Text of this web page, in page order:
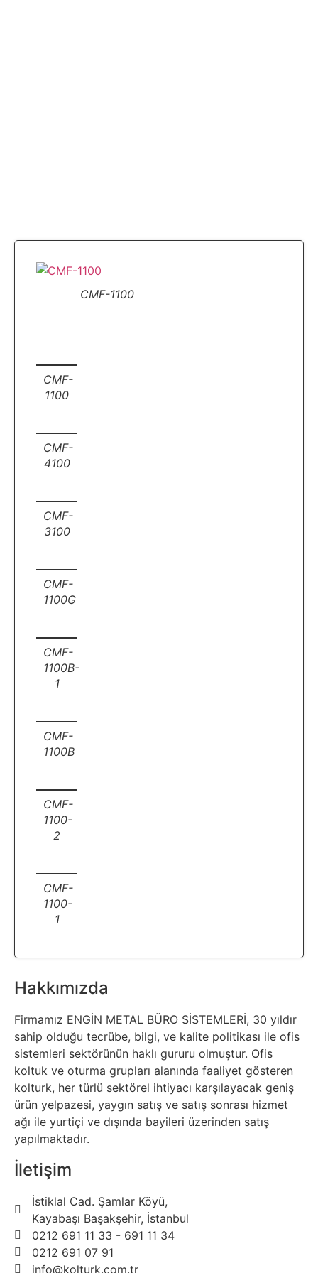
CMF-1100
CMF-
1100
CMF-
4100
CMF-
3100
CMF-
1100G
CMF-
1100B-
1
CMF-
1100B
CMF-
1100-
2
CMF-
1100-
1
Hakkımızda
Firmamız ENGİN METAL BÜRO SİSTEMLERİ, 30 yıldır
sahip olduğu tecrübe, bilgi, ve kalite politikası ile ofis
sistemleri sektörünün haklı gururu olmuştur. Ofis
koltuk ve oturma grupları alanında faaliyet gösteren
kolturk, her türlü sektörel ihtiyacı karşılayacak geniş
ürün yelpazesi, yaygın satış ve satış sonrası hizmet
ağı ile yurtiçi ve dışında bayileri üzerinden satış
yapılmaktadır.
İletişim
İstiklal Cad. Şamlar Köyü,
Kayabaşı Başakşehir, İstanbul
0212 691 11 33 - 691 11 34
0212 691 07 91
info@kolturk.com.tr